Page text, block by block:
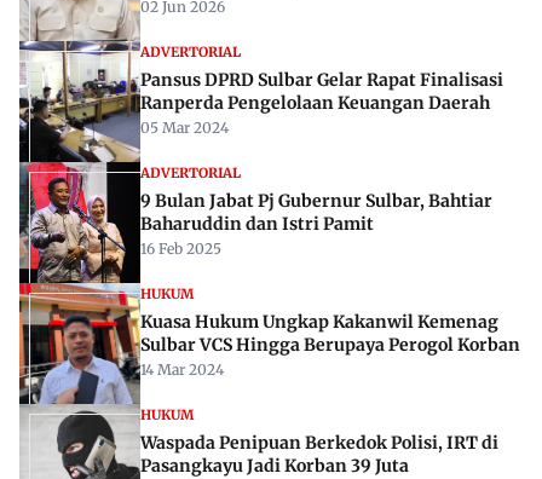
02 Jun 2026
ADVERTORIAL
Pansus DPRD Sulbar Gelar Rapat Finalisasi
Ranperda Pengelolaan Keuangan Daerah
05 Mar 2024
ADVERTORIAL
9 Bulan Jabat Pj Gubernur Sulbar, Bahtiar
Baharuddin dan Istri Pamit
16 Feb 2025
HUKUM
Kuasa Hukum Ungkap Kakanwil Kemenag
Sulbar VCS Hingga Berupaya Perogol Korban
14 Mar 2024
HUKUM
Waspada Penipuan Berkedok Polisi, IRT di
Pasangkayu Jadi Korban 39 Juta